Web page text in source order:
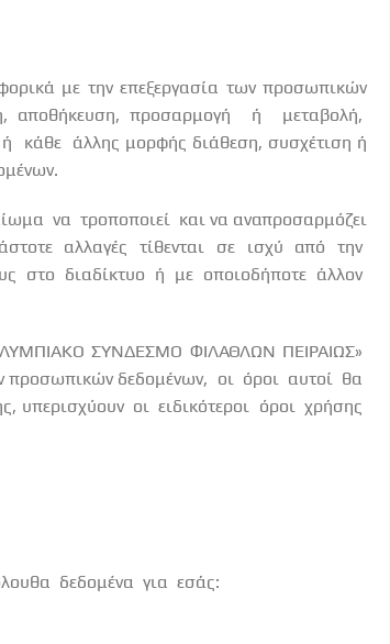
με την επεξεργασία των προσωπικών
αποθήκευση, προσαρμογή
ή
μεταβολή,
ή κάθε
άλλης μορφής διάθεση, συσχέτιση ή
να τροποποιεί και να αναπροσαρμόζει
αλλαγές τίθενται σε ισχύ από
την
στο διαδίκτυο ή με οποιοδήποτε άλλον
ΣΥΝΔΕΣΜΟ ΦΙΛΑΘΛΩΝ ΠΕΙΡΑΙΩΣ»
προσωπικών δεδομένων, οι όροι αυτοί θα
υπερισχύουν οι ειδικότεροι όροι χρήσης
δεδομένα για εσάς: